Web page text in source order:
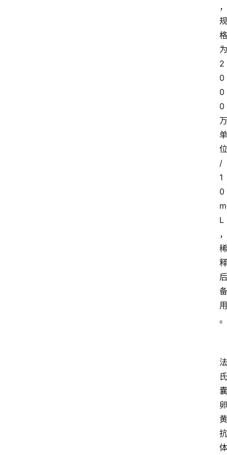
，
规
格
为
2
0
0
0
万
单
位
/
1
0
m
L
，
稀
释
后
备
用
。
法
氏
囊
卵
黄
抗
体